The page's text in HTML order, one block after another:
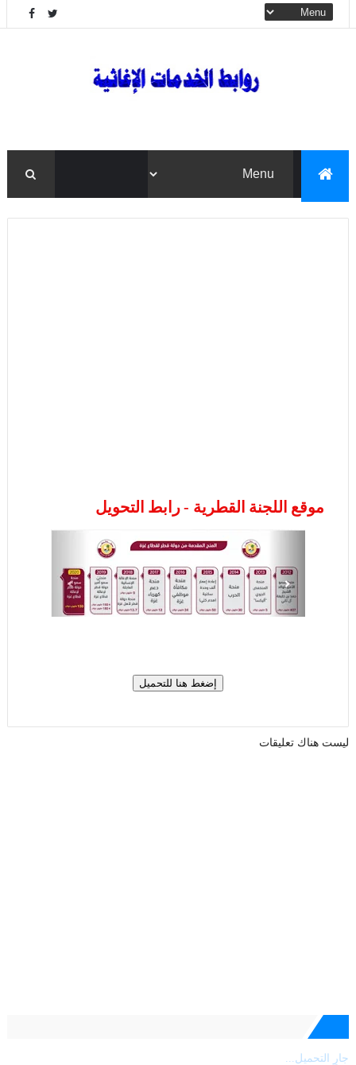
موقع اللجنة القطرية - رابط التحويل
ليست هناك تعليقات
جارٍ التحميل...